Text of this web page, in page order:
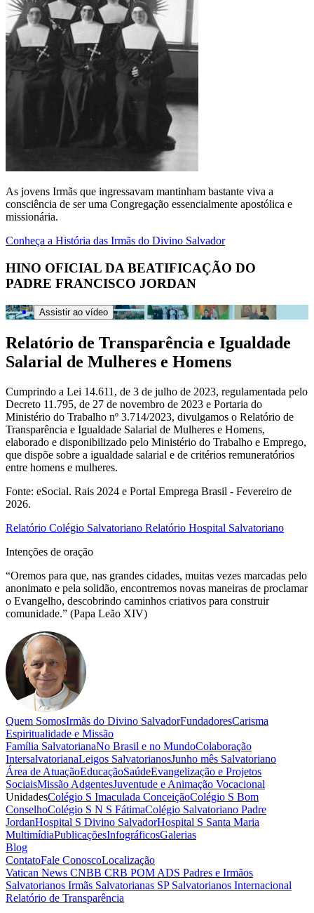
As jovens Irmãs que ingressavam mantinham bastante viva a
consciência de ser uma Congregação essencialmente apostólica e
missionária.
Conheça a História das Irmãs do Divino Salvador
HINO OFICIAL DA BEATIFICAÇÃO DO
PADRE FRANCISCO JORDAN
Assistir ao vídeo
Relatório de Transparência e Igualdade
Salarial de Mulheres e Homens
Cumprindo a Lei 14.611, de 3 de julho de 2023, regulamentada pelo
Decreto 11.795, de 27 de novembro de 2023 e Portaria do
Ministério do Trabalho nº 3.714/2023, divulgamos o Relatório de
Transparência e Igualdade Salarial de Mulheres e Homens,
elaborado e disponibilizado pelo Ministério do Trabalho e Emprego,
que dispõe sobre a igualdade salarial e de critérios remuneratórios
entre homens e mulheres.
Fonte: eSocial. Rais 2024 e Portal Emprega Brasil - Fevereiro de
2026.
Relatório Colégio Salvatoriano Relatório Hospital Salvatoriano
Intenções de oração
“Oremos para que, nas grandes cidades, muitas vezes marcadas pelo
anonimato e pela solidão, encontremos novas maneiras de proclamar
o Evangelho, descobrindo caminhos criativos para construir
comunidade.” (Papa Leão XIV)
Quem SomosIrmãs do Divino SalvadorFundadoresCarisma
Espiritualidade e Missão
Família SalvatorianaNo Brasil e no MundoColaboração
IntersalvatorianaLeigos SalvatorianosJunho mês Salvatoriano
Área de AtuaçãoEducaçãoSaúdeEvangelização e Projetos
SociaisMissão AdgentesJuventude e Animação Vocacional
UnidadesColégio S Imaculada ConceiçãoColégio S Bom
ConselhoColégio S N S FátimaColégio Salvatoriano Padre
JordanHospital S Divino SalvadorHospital S Santa Maria
MultimídiaPublicaçõesInfográficosGalerias
Blog
ContatoFale ConoscoLocalização
Vatican News CNBB CRB POM ADS Padres e Irmãos
Salvatorianos Irmãs Salvatorianas SP Salvatorianos Internacional
Relatório de Transparência